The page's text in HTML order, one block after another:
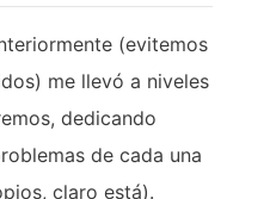
(evitemos
me llevó a niveles
dedicando
de cada una
claro está).